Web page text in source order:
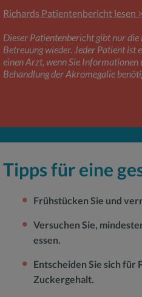
Richards Patientenbericht lesen >
Dieser Patientenbericht gibt nur die
Betreuung wieder. Jeder Patient ist
einen Arzt, wenn Sie Informationen
Behandlung der Akromegalie
Tipps für eine
Frühstücken Sie und
Versuchen Sie,
essen.
Entscheiden Sie sich für
Zuckergehalt.